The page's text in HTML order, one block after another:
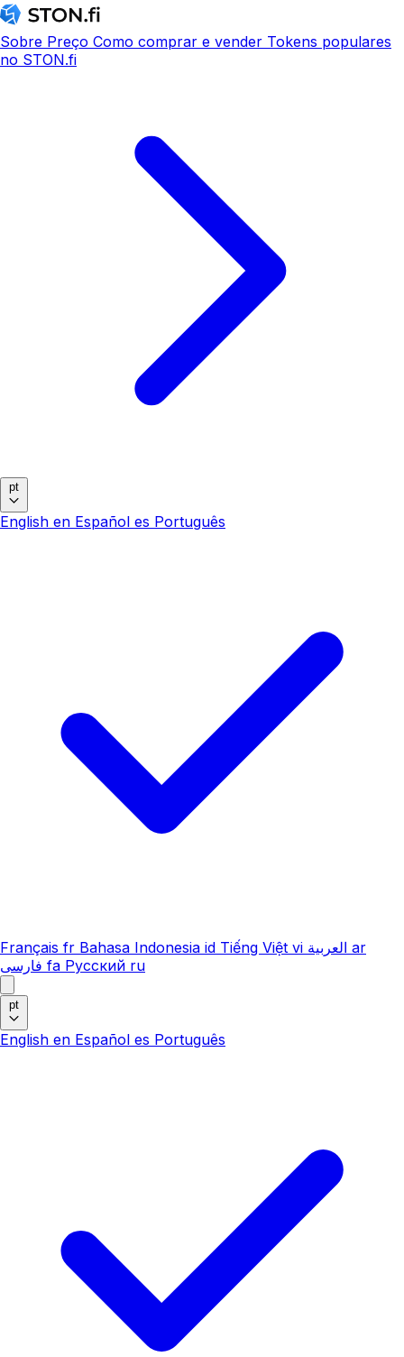
Sobre Preço Como comprar e vender Tokens populares
no STON.fi
pt
English en Español es Português
Français fr Bahasa Indonesia id Tiếng Việt vi العربية ar
فارسی fa Русский ru
pt
English en Español es Português